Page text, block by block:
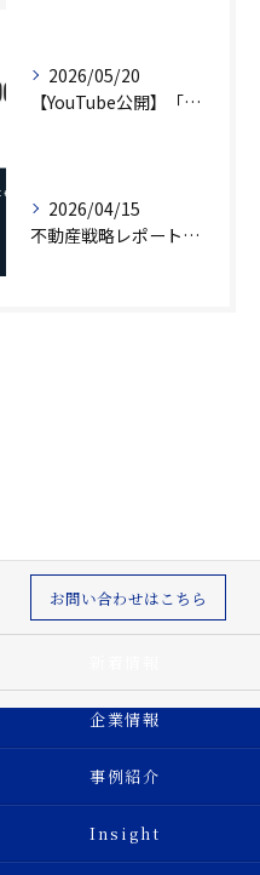
2026/05/20
【YouTube公開】「不動産は『資産』ではない」｜企業不動産を経営判断で考えるCRE戦略
2026/04/15
不動産戦略レポート「IRES Intelligence」創刊｜市場構造から読み解く意思決定
お問い合わせはこちら
企業情報
事例紹介
Insight